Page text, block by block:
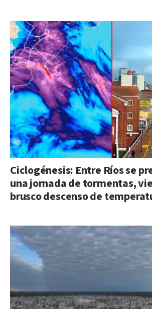
Ciclogénesis: Entre Ríos se
una jornada de tormentas,
brusco descenso de